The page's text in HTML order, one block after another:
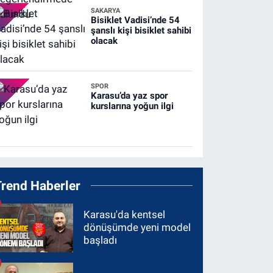
SAKARYA
Bisiklet Vadisi’nde 54
şanslı kişi bisiklet sahibi
olacak
SPOR
Karasu’da yaz spor
kurslarına yoğun ilgi
Haberler
Karasu'da kentsel
dönüşümde yeni model
başladı